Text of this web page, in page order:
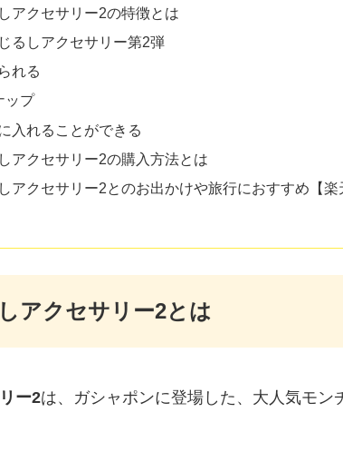
アクセサリー2の特徴とは
るしアクセサリー第2弾
れる
ップ
入れることができる
アクセサリー2の購入方法とは
アクセサリー2とのお出かけや旅行におすすめ【楽
アクセサリー2とは
ー2は、ガシャポンに登場した、大人気モン